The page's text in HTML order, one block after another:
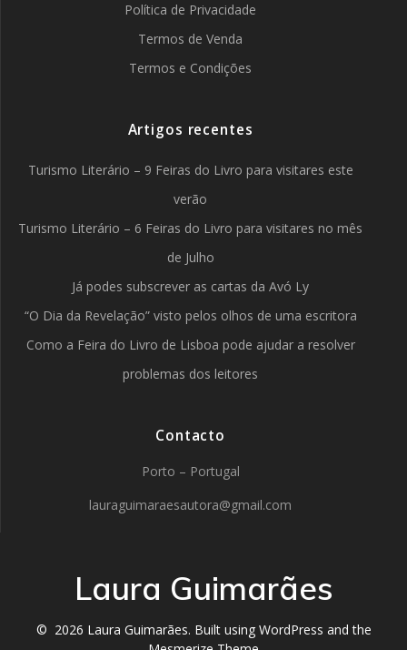
Política de Privacidade
Termos de Venda
Termos e Condições
Artigos recentes
Turismo Literário – 9 Feiras do Livro para visitares este
verão
Turismo Literário – 6 Feiras do Livro para visitares no mês
de Julho
Já podes subscrever as cartas da Avó Ly
“O Dia da Revelação” visto pelos olhos de uma escritora
Como a Feira do Livro de Lisboa pode ajudar a resolver
problemas dos leitores
Contacto
Porto – Portugal
lauraguimaraesautora@gmail.com
Laura Guimarães
© 2026 Laura Guimarães. Built using WordPress and the